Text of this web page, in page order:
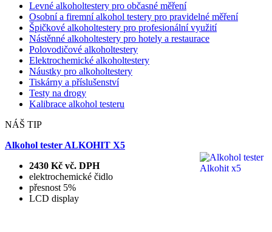
Levné alkoholtestery pro občasné měření
Osobní a firemní alkohol testery pro pravidelné měření
Špičkové alkoholtestery pro profesionální využití
Nástěnné alkoholtestery pro hotely a restaurace
Polovodičové alkoholtestery
Elektrochemické alkoholtestery
Náustky pro alkoholtestery
Tiskárny a příslušenství
Testy na drogy
Kalibrace alkohol testeru
NÁŠ TIP
Alkohol tester ALKOHIT X5
2430 Kč vč. DPH
elektrochemické čidlo
přesnost 5%
LCD display